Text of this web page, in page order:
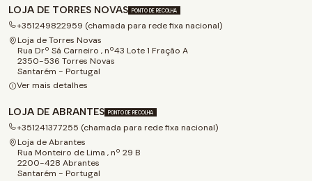
LOJA DE TORRES NOVAS PONTO DE RECOLHA
+351249822959 (chamada para rede fixa nacional)
Loja de Torres Novas
Rua Drº Sá Carneiro , nº43 Lote 1 Fração A
2350-536 Torres Novas
Santarém - Portugal
Ver mais detalhes
LOJA DE ABRANTES PONTO DE RECOLHA
+351241377255 (chamada para rede fixa nacional)
Loja de Abrantes
Rua Monteiro de Lima , nº 29 B
2200-428 Abrantes
Santarém - Portugal